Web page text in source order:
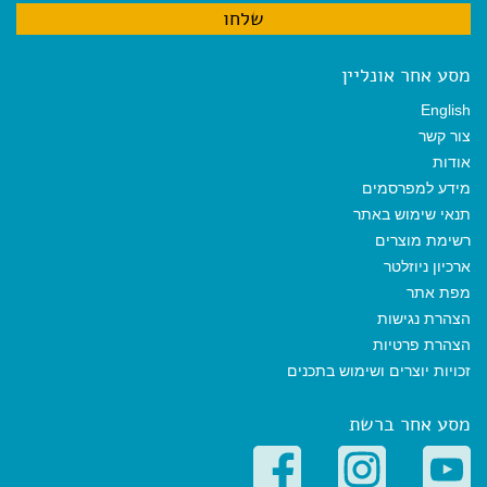
מסע אחר אונליין
English
צור קשר
אודות
מידע למפרסמים
תנאי שימוש באתר
רשימת מוצרים
ארכיון ניוזלטר
מפת אתר
הצהרת נגישות
הצהרת פרטיות
זכויות יוצרים ושימוש בתכנים
מסע אחר ברשת